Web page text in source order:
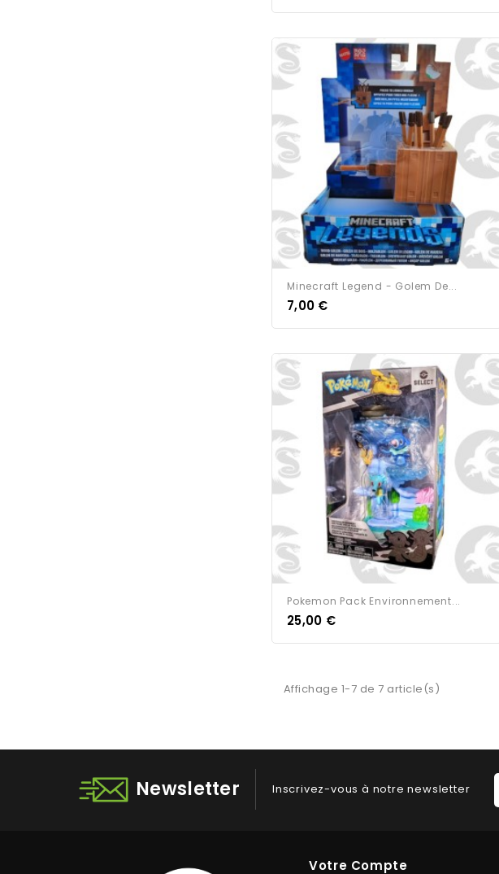
Minecraft Legend - Golem De...
7,00 €
Pokemon Pack Environnement...
25,00 €
Affichage 1-7 de 7 article(s)
Newsletter Inscrivez-vous à notre newsletter
Votre Compte